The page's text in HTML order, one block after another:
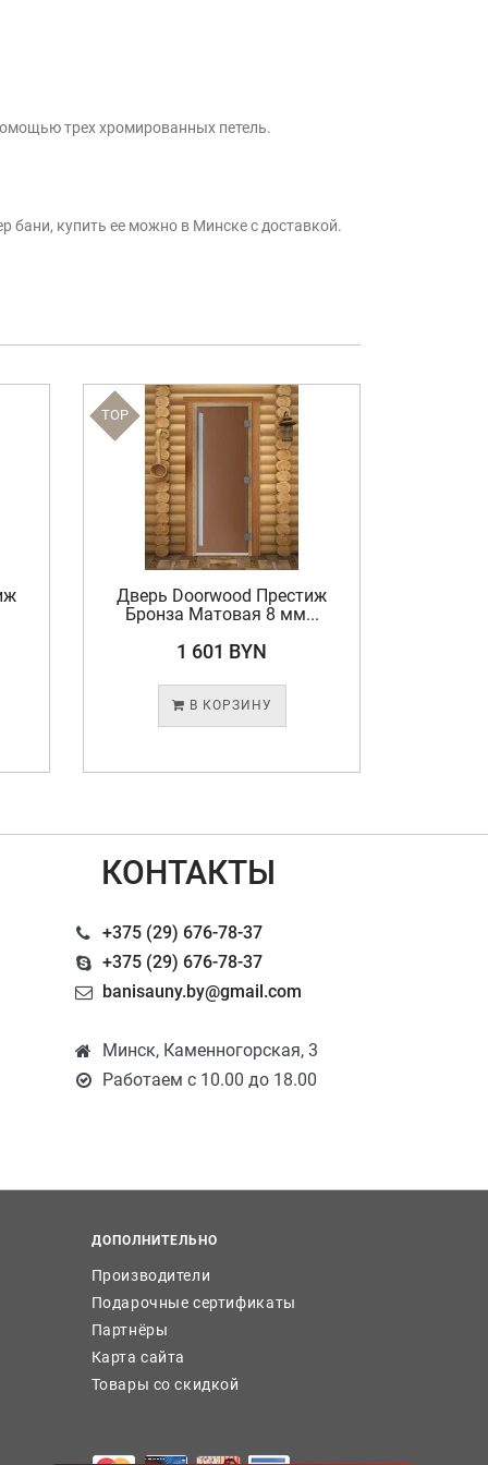
трех хромированных петель.
бани, купить ее можно в Минске с доставкой.
TOP
Дверь Doorwood Престиж
Бронза Матовая 8 мм...
1 601 BYN
В КОРЗИНУ
КОНТАКТЫ
+375 (29) 676-78-37
+375 (29) 676-78-37
banisauny.by@gmail.com
Минск, Каменногорская, 3
Работаем с 10.00 до 18.00
ДОПОЛНИТЕЛЬНО
Производители
Подарочные сертификаты
Партнёры
Карта сайта
Товары со скидкой